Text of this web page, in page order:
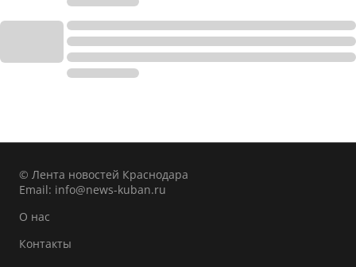
© Лента новостей Краснодара
Email: info@news-kuban.ru
О нас
Контакты